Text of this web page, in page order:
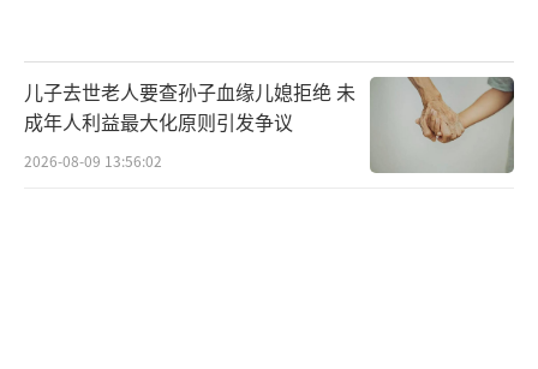
儿子去世老人要查孙子血缘儿媳拒绝 未
成年人利益最大化原则引发争议
2026-08-09 13:56:02